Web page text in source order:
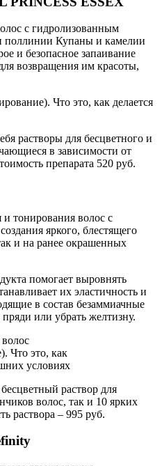
с гидролизованным
поллинии Купаны и камелии
и безопасное запаивание
возвращения им красоты,
растворы для бесцветного и
в зависимости от
препарата 520 руб.
и тонирования волос с
яркого, блестящего
и на ранее окрашенных
помогает выровнять
их эластичность и
в состав безаммиачные
или убрать желтизну.
раствор для
волос, так и 10 ярких
раствора – 995 руб.